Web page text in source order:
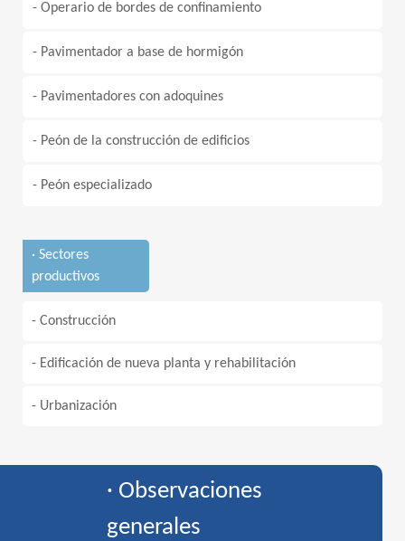
- Operario de bordes de confinamiento
- Pavimentador a base de hormigón
- Pavimentadores con adoquines
- Peón de la construcción de edificios
- Peón especializado
· Sectores
productivos
- Construcción
- Edificación de nueva planta y rehabilitación
- Urbanización
· Observaciones
generales